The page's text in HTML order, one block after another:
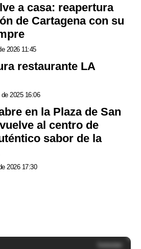
a casa: reapertura
de Cartagena con su
2026 11:45
restaurante LA
2025 16:06
en la Plaza de San
al centro de
sabor de la
2026 17:30